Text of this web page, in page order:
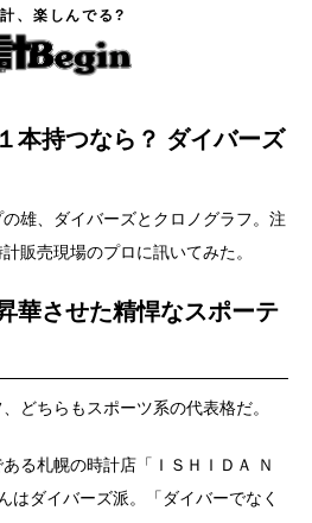
、楽しんでる?
ダイバーズVSクロノグラフ
本持つなら？ ダイバーズ
雄、ダイバーズとクロノグラフ。注
販売現場のプロに訊いてみた。
華させた精悍なスポーテ
どちらもスポーツ系の代表格だ。
る札幌の時計店「ＩＳＨＩＤＡ Ｎ
はダイバーズ派。「ダイバーでなく